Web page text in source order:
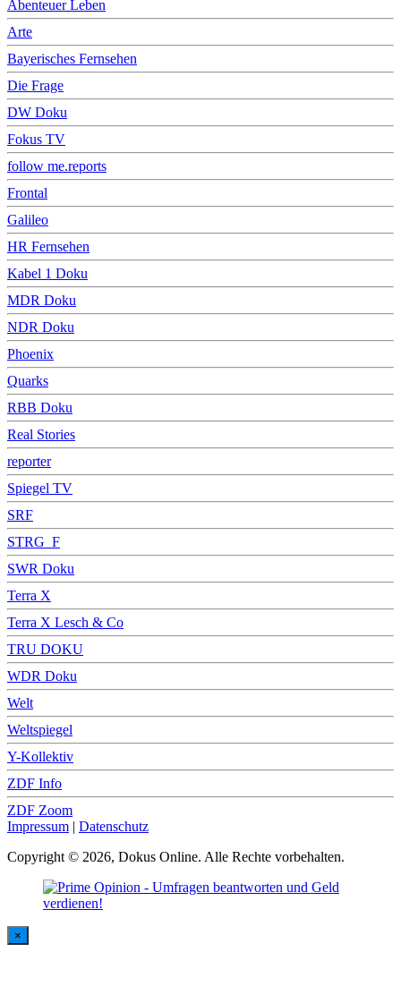
Abenteuer Leben
Arte
Bayerisches Fernsehen
Die Frage
DW Doku
Fokus TV
follow me.reports
Frontal
Galileo
HR Fernsehen
Kabel 1 Doku
MDR Doku
NDR Doku
Phoenix
Quarks
RBB Doku
Real Stories
reporter
Spiegel TV
SRF
STRG_F
SWR Doku
Terra X
Terra X Lesch & Co
TRU DOKU
WDR Doku
Welt
Weltspiegel
Y-Kollektiv
ZDF Info
ZDF Zoom
Impressum | Datenschutz
Copyright © 2026, Dokus Online. Alle Rechte vorbehalten.
×